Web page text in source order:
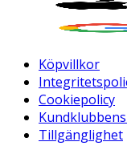
Köpvillkor
Cookiepolicy
Tillgänglighet